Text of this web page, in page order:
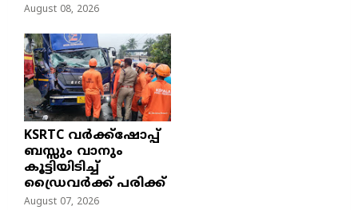
August 08, 2026
KSRTC വർക്ക്ഷോപ്പ്
ബസ്സും വാനും
കൂട്ടിയിടിച്ച്
ഡ്രൈവർക്ക് പരിക്ക്
August 07, 2026